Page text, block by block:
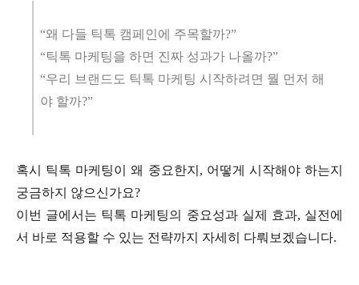
“왜 다들 틱톡 캠페인에 주목할까?”
“틱톡 마케팅을 하면 진짜 성과가 나올까?”
“우리 브랜드도 틱톡 마케팅 시작하려면 뭘 먼저 해
야 할까?”
혹시 틱톡 마케팅이 왜 중요한지, 어떻게 시작해야 하는지
궁금하지 않으신가요?
이번 글에서는 틱톡 마케팅의 중요성과 실제 효과, 실전에
서 바로 적용할 수 있는 전략까지 자세히 다뤄보겠습니다.